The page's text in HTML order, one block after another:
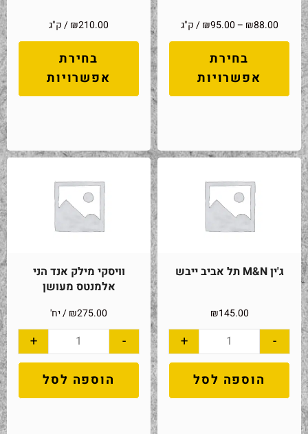
₪88.00
–
₪95.00 / ק"ג
בחירת
אפשרויות
₪210.00 / ק"ג
בחירת
אפשרויות
ג'ין M&N תל אביב ייבש
₪145.00
-
+
הוספה לסל
וויסקי מילק אנד הני
אלמנטס מעושן
₪275.00 / יח'
-
+
הוספה לסל